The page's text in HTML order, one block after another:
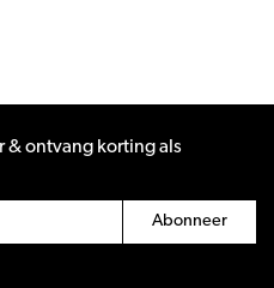
& ontvang korting als
Abonneer